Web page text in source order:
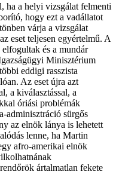
ha a helyi vizsgálat felmenti
hogy ezt a vadállatot
várja a vizsgálat
eset teljesen egyértelmű. A
és a mundár
Minisztérium
eddigi rasszista
Az eset újra azt
a kiválasztással, a
óriási problémák
adminisztráció sürgős
az elnök lánya is lehetett
lenne, ha Martin
afro-amerikai elnök
ártalmatlan fekete